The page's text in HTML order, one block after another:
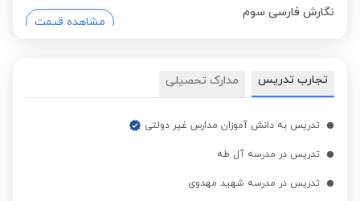
نگارش فارسی سوم
مشاهده قیمت
علوم تجربی اول ابتدایی
تجارب تدریس مدارک تحصیلی
تدریس به دانش آموزان مدارس غیر دولتی
تدریس در مدرسه آل طه
تدریس در مدرسه شهید مهدوی